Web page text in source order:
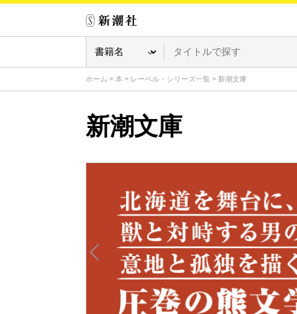
ホーム > 本 > レーベル・シリーズ一覧 > 新潮文庫
新潮文庫